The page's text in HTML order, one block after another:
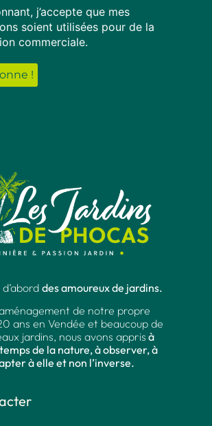
j’accepte que mes
soient utilisées pour de la
commerciale.
des amoureux de jardins.
de notre propre
ans en Vendée et beaucoup de
jardins, nous avons appris à
de la nature, à observer, à
à elle et non l’inverse.